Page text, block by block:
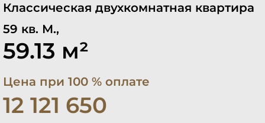
Классическая двухкомнатная квартира
59 кв. М.,
59.13 м²
Цена при 100 % оплате
12 121 650